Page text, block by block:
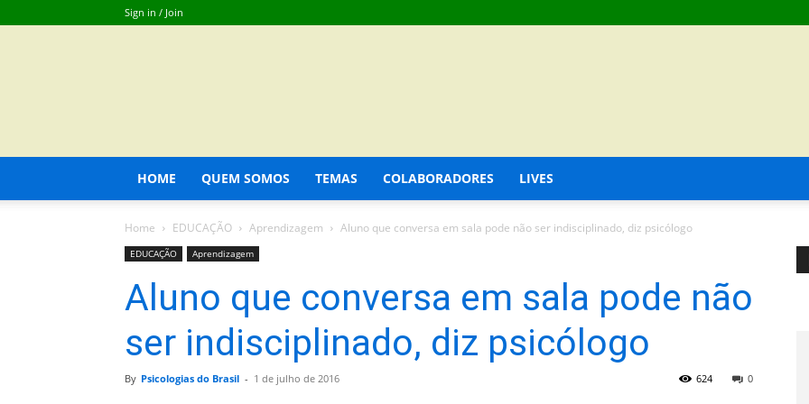
Sign in / Join
HOME QUEM SOMOS TEMAS COLABORADORES LIVES
Home EDUCAÇÃO Aprendizagem Aluno que conversa em sala pode não ser indisciplinado, diz psicólogo
EDUCAÇÃO Aprendizagem
Aluno que conversa em sala pode não
ser indisciplinado, diz psicólogo
By Psicologias do Brasil - 1 de julho de 2016 0
624